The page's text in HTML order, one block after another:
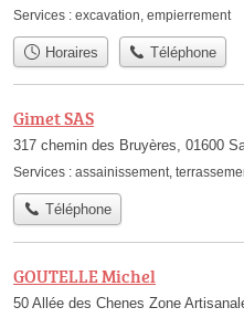
Services : excavation empierrement
Horaires Téléphone
Gimet SAS
317 chemin des Bruyères, 01600
Services : assainissement,
Téléphone
GOUTELLE Michel
50 Allée des Chenes Zone